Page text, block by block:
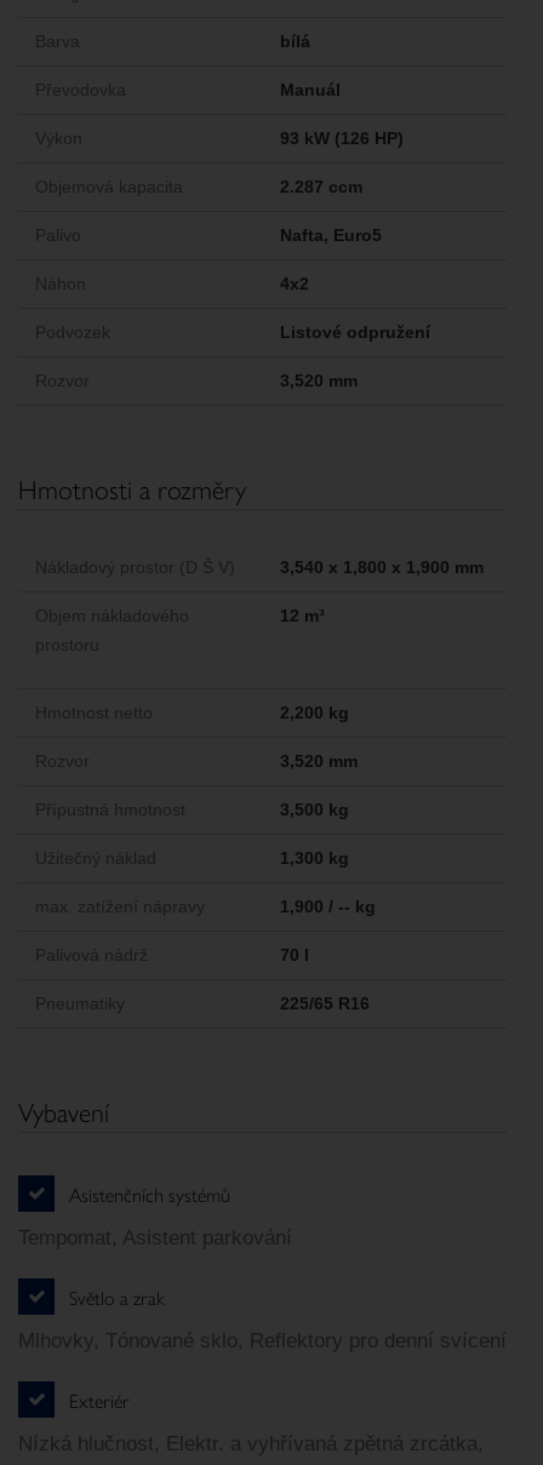
Barva bílá
Převodovka Manuál
Výkon 93 kW (126 HP)
Objemová kapacita 2.287 ccm
Palivo Nafta, Euro5
Náhon 4x2
Podvozek Listové odpružení
Rozvor 3,520 mm
Hmotnosti a rozměry
Nákladový prostor (D Š V) 3,540 x 1,800 x 1,900 mm
Objem nákladového
prostoru
12 m³
Hmotnost netto 2,200 kg
Rozvor 3,520 mm
Přípustná hmotnost 3,500 kg
Užitečný náklad 1,300 kg
max. zatížení nápravy 1,900 / -- kg
Palivová nádrž 70 l
Pneumatiky 225/65 R16
Vybavení
Asistenčních systémů
Tempomat, Asistent parkování
Světlo a zrak
Mlhovky, Tónované sklo, Reflektory pro denní svícení
Exteriér
Nízká hlučnost, Elektr. a vyhřívaná zpětná zrcátka,